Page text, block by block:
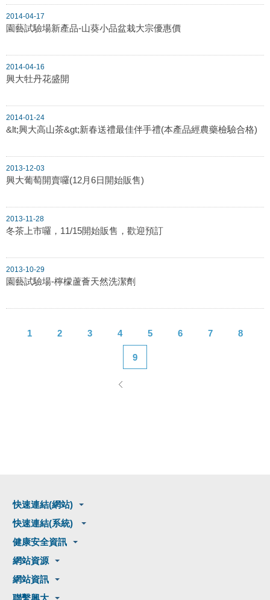
2014-04-17
園藝試驗場新產品-山葵小品盆栽大宗優惠價
2014-04-16
興大牡丹花盛開
2014-01-24
&lt;興大高山茶&gt;新春送禮最佳伴手禮(本產品經農藥檢驗合格)
2013-12-03
興大葡萄開賣囉(12月6日開始販售)
2013-11-28
冬茶上市囉，11/15開始販售，歡迎預訂
2013-10-29
園藝試驗場-檸檬蘆薈天然洗潔劑
1 2 3 4 5 6 7 8
9
快速連結(網站)
快速連結(系統)
健康安全資訊
網站資源
網站資訊
聯繫興大